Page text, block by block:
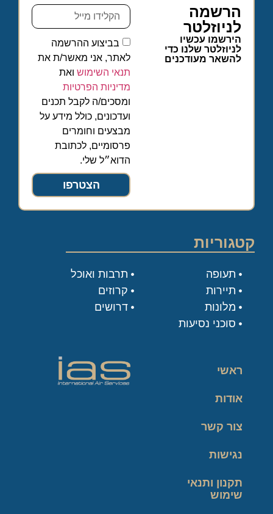
הרשמה
לניוזלטר
הירשמו עכשיו
לניוזלטר שלנו כדי
להשאר מעודכנים
בביצוע ההרשמה
לאתר, אני מאשר/ת את
תנאי השימוש ואת
מדיניות הפרטיות
ומסכים/ה לקבל תכנים
ועדכונים, כולל מידע על
מבצעים וחומרים
פרסומיים, לכתובת
הדוא״ל שלי.
הצטרפו
קטגוריות
תעופה
תיירות
מלונות
סוכני נסיעות
תרבות ואוכל
קרוזים
דרושים
ראשי
אודות
צור קשר
נגישות
תקנון ותנאי
שימוש